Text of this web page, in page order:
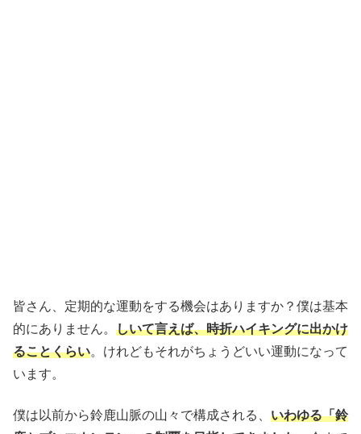
皆さん、定期的な運動をする機会はありますか？僕は基本
的にありません。 しいて言えば、時折ハイキングに出かけ
ることくらい。けれどもそれがちょうどいい運動になって
います。
僕は以前から鈴鹿山脈の山々で構成される、 いわゆる「鈴